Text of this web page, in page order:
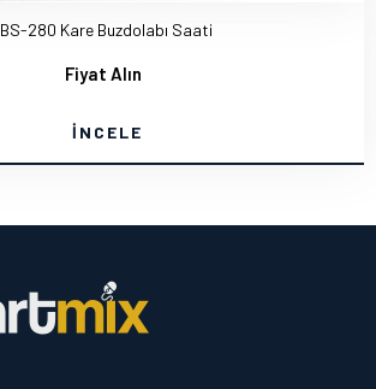
BS-280 Kare Buzdolabı Saati
Fiyat Alın
İNCELE